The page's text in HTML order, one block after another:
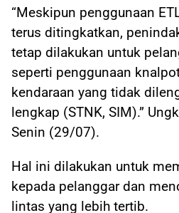
“Meskipun penggunaan
terus ditingkatkan,
tetap dilakukan untuk
seperti penggunaan
kendaraan yang tidak
lengkap (STNK, SIM).”
Senin (29/07).
Hal ini dilakukan untuk
kepada pelanggar dan
lintas yang lebih tertib.